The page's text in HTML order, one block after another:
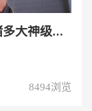
（重磅来袭）
8494浏览